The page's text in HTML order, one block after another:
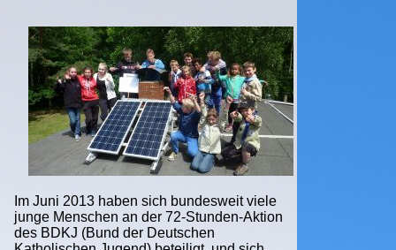
Im Juni 2013 haben sich bundesweit viele
junge Menschen an der 72-Stunden-Aktion
des BDKJ (Bund der Deutschen